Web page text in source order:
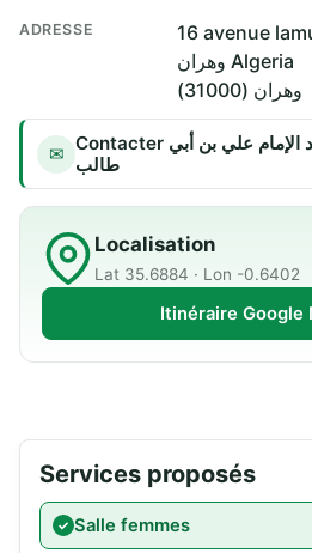
ADRESSE
16 avenue
وهران Algeria
وهران (31000)
✉ Contacter مسجد الإمام علي بن أبي
طالب
Localisation
Lat 35.6884 · Lon -0.6402
Itinéraire Google
Services proposés
Salle femmes